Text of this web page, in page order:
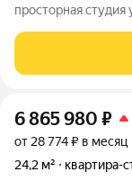
просторная
квартале
микрорайоне
6 865 980 ₽
от 28 774 ₽ в месяц
24,2 м²
квартира-